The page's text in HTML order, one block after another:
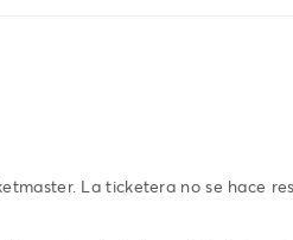
La ticketera no se hace